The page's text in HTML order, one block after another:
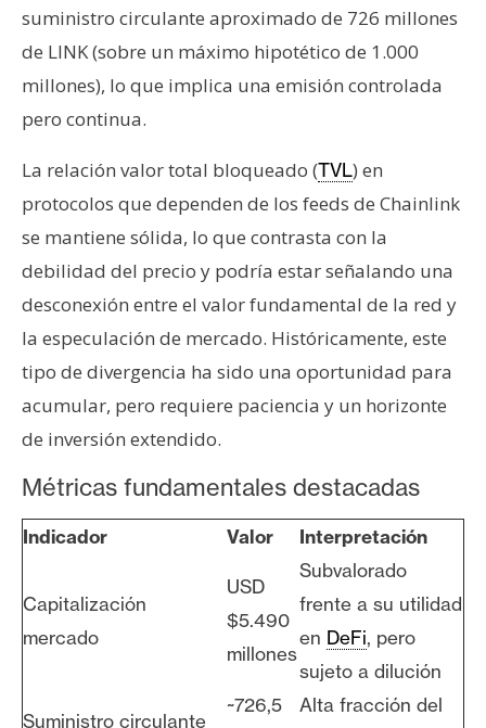
suministro circulante aproximado de 726 millones
de LINK (sobre un máximo hipotético de 1.000
millones), lo que implica una emisión controlada
pero continua.
La relación valor total bloqueado (TVL) en
protocolos que dependen de los feeds de Chainlink
se mantiene sólida, lo que contrasta con la
debilidad del precio y podría estar señalando una
desconexión entre el valor fundamental de la red y
la especulación de mercado. Históricamente, este
tipo de divergencia ha sido una oportunidad para
acumular, pero requiere paciencia y un horizonte
de inversión extendido.
Métricas fundamentales destacadas
Indicador Valor Interpretación
Capitalización
mercado
USD
$5.490
millones
Subvalorado
frente a su utilidad
en DeFi, pero
sujeto a dilución
Suministro circulante
~726,5
Alta fracción del